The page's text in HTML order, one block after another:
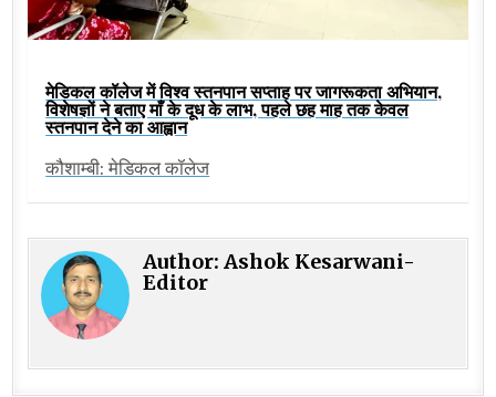
मेडिकल कॉलेज में विश्व स्तनपान सप्ताह पर जागरूकता अभियान,
विशेषज्ञों ने बताए माँ के दूध के लाभ, पहले छह माह तक केवल
स्तनपान देने का आह्वान
कौशाम्बी: मेडिकल कॉलेज
Author:Ashok Kesarwani-
Editor